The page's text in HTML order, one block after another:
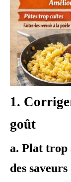
1.
goût
a. Plat trop
des saveurs